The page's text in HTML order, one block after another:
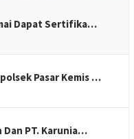
Dapat Sertifika…
Pasar Kemis …
Dan PT. Karunia…